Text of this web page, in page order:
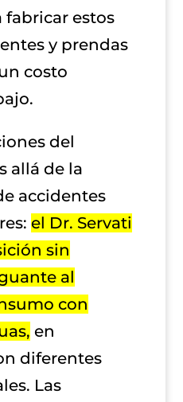
fabricar estos
y prendas
costo
del
allá de la
accidentes
el Dr. Servati
sin
al
con
en
diferentes
Las